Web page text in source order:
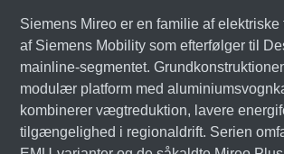
Siemens Mireo er en familie af
af Siemens Mobility som efterfølger til
mainline-segmentet.
modulær platform med
kombinerer vægtreduktion, lavere
tilgængelighed i regionaldrift. Serien